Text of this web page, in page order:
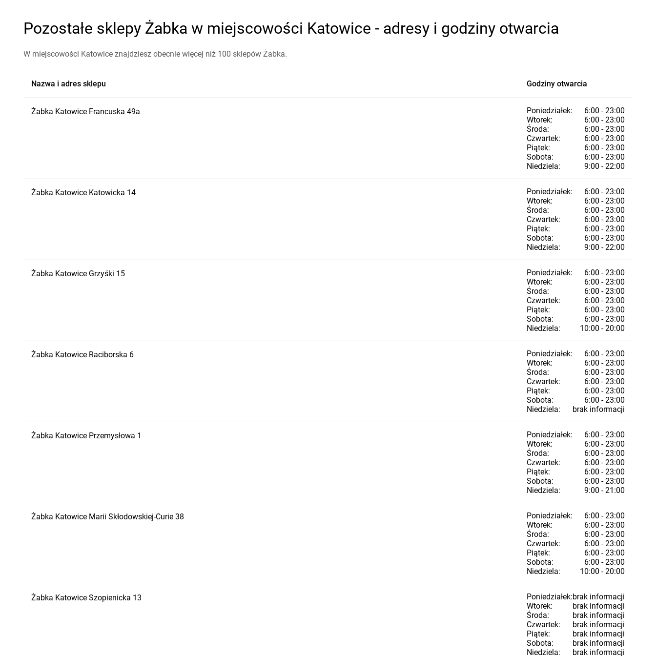
Pozostałe sklepy Żabka w miejscowości Katowice - adresy i godziny otwarcia
W miejscowości Katowice znajdziesz obecnie więcej niż 100 sklepów Żabka.
Nazwa i adres sklepu Godziny otwarcia
Żabka Katowice Francuska 49a Poniedziałek:
6:00 - 23:00
Wtorek:
6:00 - 23:00
Środa:
6:00 - 23:00
Czwartek:
6:00 - 23:00
Piątek:
6:00 - 23:00
Sobota:
6:00 - 23:00
Niedziela:
9:00 - 22:00
Żabka Katowice Katowicka 14 Poniedziałek:
6:00 - 23:00
Wtorek:
6:00 - 23:00
Środa:
6:00 - 23:00
Czwartek:
6:00 - 23:00
Piątek:
6:00 - 23:00
Sobota:
6:00 - 23:00
Niedziela:
9:00 - 22:00
Żabka Katowice Grzyśki 15 Poniedziałek:
6:00 - 23:00
Wtorek:
6:00 - 23:00
Środa:
6:00 - 23:00
Czwartek:
6:00 - 23:00
Piątek:
6:00 - 23:00
Sobota:
6:00 - 23:00
Niedziela:
10:00 - 20:00
Żabka Katowice Raciborska 6 Poniedziałek:
6:00 - 23:00
Wtorek:
6:00 - 23:00
Środa:
6:00 - 23:00
Czwartek:
6:00 - 23:00
Piątek:
6:00 - 23:00
Sobota:
6:00 - 23:00
Niedziela:
brak informacji
Żabka Katowice Przemysłowa 1 Poniedziałek:
6:00 - 23:00
Wtorek:
6:00 - 23:00
Środa:
6:00 - 23:00
Czwartek:
6:00 - 23:00
Piątek:
6:00 - 23:00
Sobota:
6:00 - 23:00
Niedziela:
9:00 - 21:00
Żabka Katowice Marii Skłodowskiej-Curie 38 Poniedziałek:
6:00 - 23:00
Wtorek:
6:00 - 23:00
Środa:
6:00 - 23:00
Czwartek:
6:00 - 23:00
Piątek:
6:00 - 23:00
Sobota:
6:00 - 23:00
Niedziela:
10:00 - 20:00
Żabka Katowice Szopienicka 13 Poniedziałek:brak informacji
Wtorek:
brak informacji
Środa:
brak informacji
Czwartek:
brak informacji
Piątek:
brak informacji
Sobota:
brak informacji
Niedziela:
brak informacji